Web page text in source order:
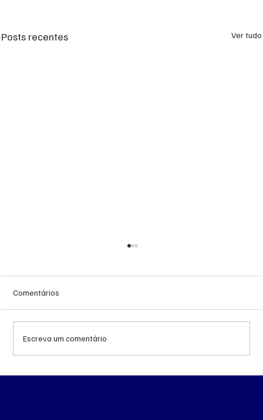
Posts recentes Ver tudo
Comentários
Escreva um comentário